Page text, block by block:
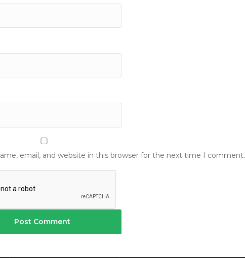
email, and website in this browser for the next time I comment.